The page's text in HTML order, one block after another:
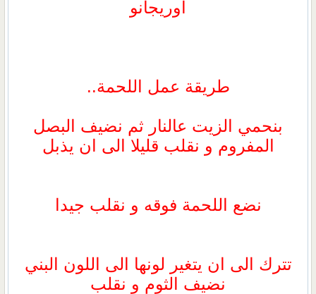
اوريجانو
طريقة عمل اللحمة..
بنحمي الزيت عالنار ثم نضيف البصل
المفروم و نقلب قليلا الى ان يذبل
نضع اللحمة فوقه و نقلب جيدا
تترك الى ان يتغير لونها الى اللون البني
نضيف الثوم و نقلب